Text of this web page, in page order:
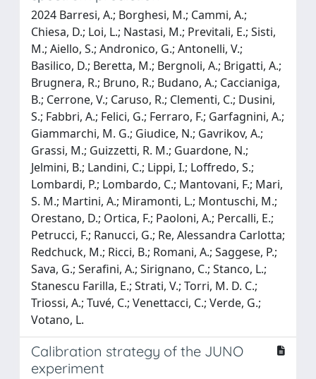
2024 Barresi, A.; Borghesi, M.; Cammi, A.;
Chiesa, D.; Loi, L.; Nastasi, M.; Previtali, E.; Sisti,
M.; Aiello, S.; Andronico, G.; Antonelli, V.;
Basilico, D.; Beretta, M.; Bergnoli, A.; Brigatti, A.;
Brugnera, R.; Bruno, R.; Budano, A.; Caccianiga,
B.; Cerrone, V.; Caruso, R.; Clementi, C.; Dusini,
S.; Fabbri, A.; Felici, G.; Ferraro, F.; Garfagnini, A.;
Giammarchi, M. G.; Giudice, N.; Gavrikov, A.;
Grassi, M.; Guizzetti, R. M.; Guardone, N.;
Jelmini, B.; Landini, C.; Lippi, I.; Loffredo, S.;
Lombardi, P.; Lombardo, C.; Mantovani, F.; Mari,
S. M.; Martini, A.; Miramonti, L.; Montuschi, M.;
Orestano, D.; Ortica, F.; Paoloni, A.; Percalli, E.;
Petrucci, F.; Ranucci, G.; Re, Alessandra Carlotta;
Redchuck, M.; Ricci, B.; Romani, A.; Saggese, P.;
Sava, G.; Serafini, A.; Sirignano, C.; Stanco, L.;
Stanescu Farilla, E.; Strati, V.; Torri, M. D. C.;
Triossi, A.; Tuvé, C.; Venettacci, C.; Verde, G.;
Votano, L.
Calibration strategy of the JUNO
experiment